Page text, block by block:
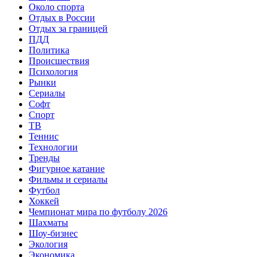
Около спорта
Отдых в России
Отдых за границей
ПДД
Политика
Происшествия
Психология
Рынки
Сериалы
Софт
Спорт
ТВ
Теннис
Технологии
Тренды
Фигурное катание
Фильмы и сериалы
Футбол
Хоккей
Чемпионат мира по футболу 2026
Шахматы
Шоу-бизнес
Экология
Экономика